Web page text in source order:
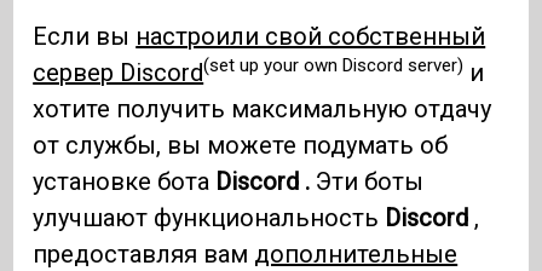
Если вы настроили свой собственный
сервер Discord(set up your own Discord server) и
хотите получить максимальную отдачу
от службы, вы можете подумать об
установке бота Discord . Эти боты
улучшают функциональность Discord ,
предоставляя вам дополнительные